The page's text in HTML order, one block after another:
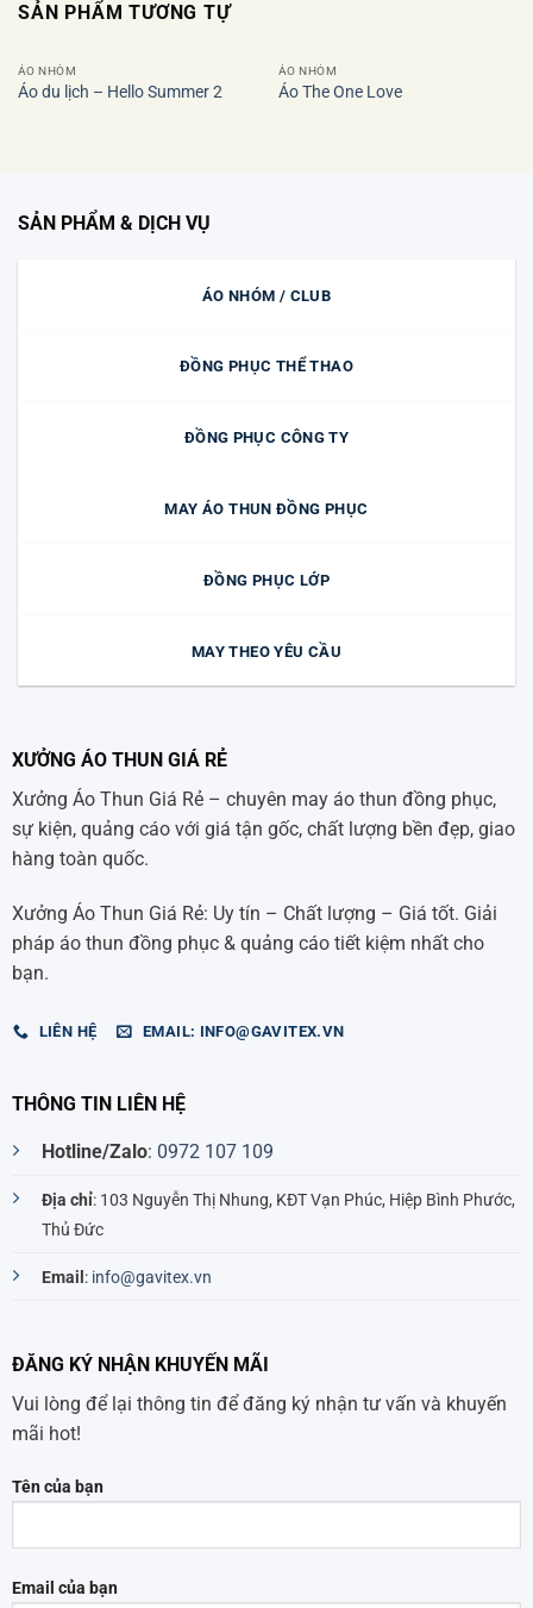
SẢN PHẨM TƯƠNG TỰ
ÁO NHÓM
Áo du lịch – Hello Summer 2
ÁO NHÓM
Áo The One Love
SẢN PHẨM & DỊCH VỤ
ÁO NHÓM / CLUB
ĐỒNG PHỤC THỂ THAO
ĐỒNG PHỤC CÔNG TY
MAY ÁO THUN ĐỒNG PHỤC
ĐỒNG PHỤC LỚP
MAY THEO YÊU CẦU
XƯỞNG ÁO THUN GIÁ RẺ
Xưởng Áo Thun Giá Rẻ – chuyên may áo thun đồng phục,
sự kiện, quảng cáo với giá tận gốc, chất lượng bền đẹp, giao
hàng toàn quốc.
Xưởng Áo Thun Giá Rẻ: Uy tín – Chất lượng – Giá tốt. Giải
pháp áo thun đồng phục & quảng cáo tiết kiệm nhất cho
bạn.
LIÊN HỆ EMAIL: INFO@GAVITEX.VN
THÔNG TIN LIÊN HỆ
Hotline/Zalo: 0972 107 109
Địa chỉ: 103 Nguyễn Thị Nhung, KĐT Vạn Phúc, Hiệp Bình Phước,
Thủ Đức
Email: info@gavitex.vn
ĐĂNG KÝ NHẬN KHUYẾN MÃI
Vui lòng để lại thông tin để đăng ký nhận tư vấn và khuyến
mãi hot!
Tên của bạn
Email của bạn